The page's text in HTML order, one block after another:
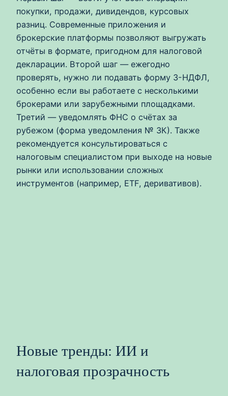
покупки, продажи, дивидендов, курсовых
разниц. Современные приложения и
брокерские платформы позволяют выгружать
отчёты в формате, пригодном для налоговой
декларации. Второй шаг — ежегодно
проверять, нужно ли подавать форму 3-НДФЛ,
особенно если вы работаете с несколькими
брокерами или зарубежными площадками.
Третий — уведомлять ФНС о счётах за
рубежом (форма уведомления № ЗК). Также
рекомендуется консультироваться с
налоговым специалистом при выходе на новые
рынки или использовании сложных
инструментов (например, ETF, деривативов).
Новые тренды: ИИ и
налоговая прозрачность